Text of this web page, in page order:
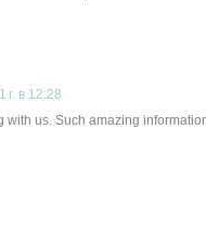
г. в 12:28
with us. Such amazing